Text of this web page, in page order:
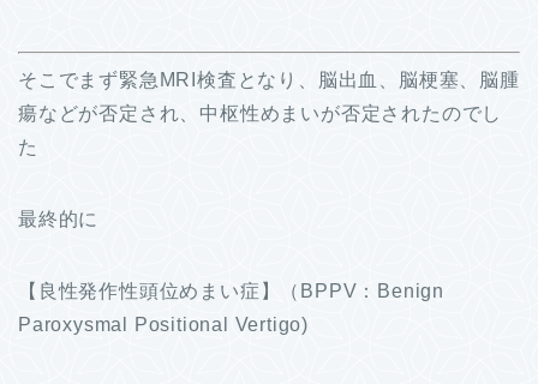
そこでまず緊急MRI検査となり、脳出血、脳梗塞、脳腫
瘍などが否定され、中枢性めまいが否定されたのでし
た
最終的に
【良性発作性頭位めまい症】（BPPV：Benign
Paroxysmal Positional Vertigo)